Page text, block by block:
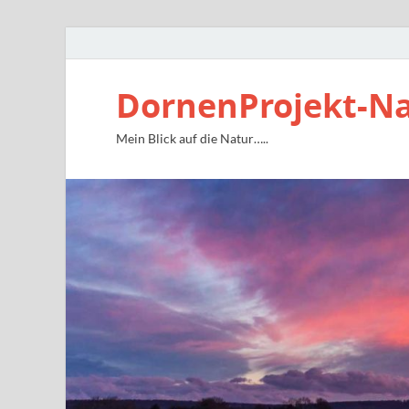
DornenProjekt-
Mein Blick auf die Natur…..